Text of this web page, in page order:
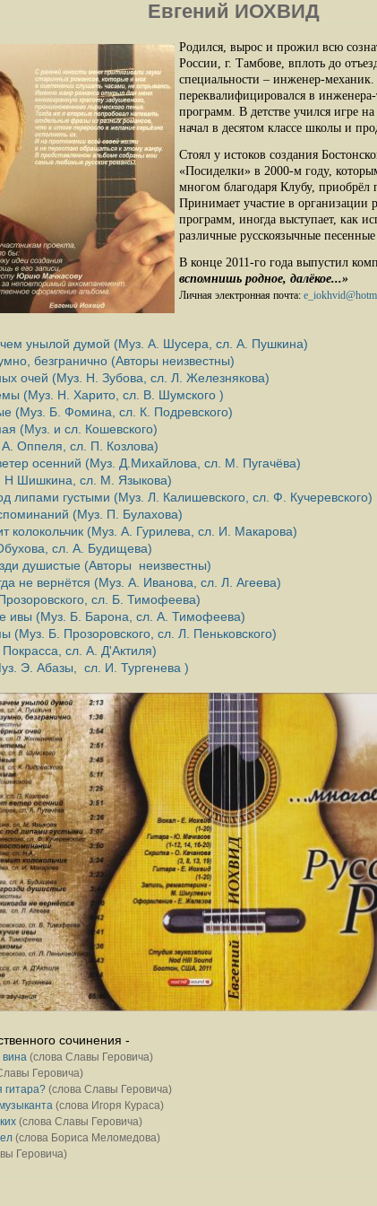
Евгений ИОХВИД
Родился, вырос и прожил всю
России, г. Тамбове, вплоть до
специальности – инженер-
переквалифицировался в
программ. В детстве учился игре
началв десятом классе школы и
Стоял у истоков создания
«Посиделки» в 2000-м году,
многом благодаря Клубу, приобрёл
Принимает участие в организации
программ, иногда выступает, как
различные русскоязычные
В конце 2011-го года выпустил
вспомнишь родное, далёкое...»
Личная электронная почта:
унылой думой (Муз. А. Шусера, сл. А. Пушкина)
безгранично (Авторы неизвестны)
очей (Муз. Н. Зубова, сл. Л. Железнякова)
(Муз. Н. Харито, сл. В. Шумского )
(Муз. Б. Фомина, сл. К. Подревского)
(Муз. и сл. Кошевского)
Оппеля, сл. П. Козлова)
осенний (Муз. Д.Михайлова, сл. М. Пугачёва)
Н Шишкина, сл. М. Языкова)
липами густыми (Муз. Л. Калишевского, сл. Ф. Кучеревского)
(Муз. П. Булахова)
колокольчик (Муз. А. Гурилева, сл. И. Макарова)
сл. А. Будищева)
душистые (Авторы неизвестны)
не вернётся (Муз. А. Иванова, сл. Л. Агеева)
сл. Б. Тимофеева)
ивы (Муз. Б. Барона, сл. А. Тимофеева)
(Муз. Б. Прозоровского, сл. Л. Пеньковского)
сл. А. Д'Актиля)
Э. Абазы, сл. И. Тургенева )
сочинения -
вина(слова Славы Геровича)
Геровича)
(слова Славы Геровича)
(слова Игоря Кураса)
(слова Славы Геровича)
(слова Борисa Меломедовa)
Геровича)